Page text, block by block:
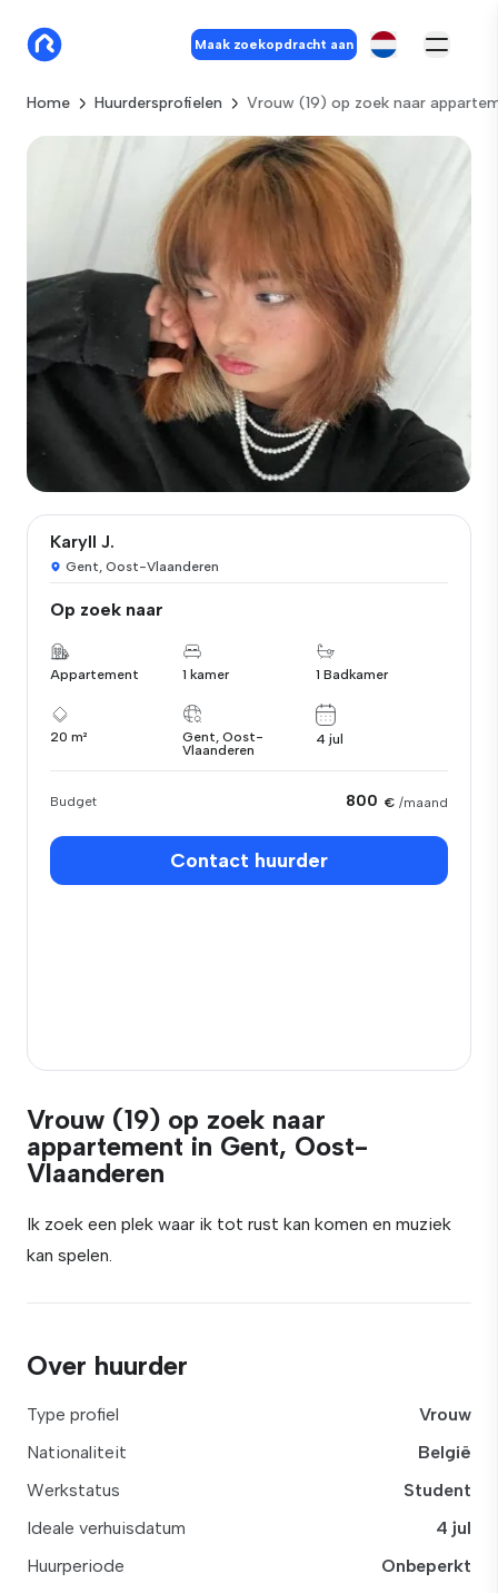
Maak zoekopdracht aan
Home Huurdersprofielen Vrouw (19) op zoek naar
Karyll J.
Gent, Oost-Vlaanderen
Op zoek naar
Appartement 1 kamer 1 Badkamer
20 m²
Gent, Oost-
Vlaanderen
4 jul
Budget 800 € /maand
Contact huurder
Vrouw (19) op zoek naar
appartement in Gent, Oost-
Vlaanderen
Ik zoek een plek waar ik tot rust kan komen en muziek
kan spelen.
Over huurder
Type profiel
Vrouw
Nationaliteit
België
Werkstatus
Student
Ideale verhuisdatum
4 jul
Huurperiode
Onbeperkt